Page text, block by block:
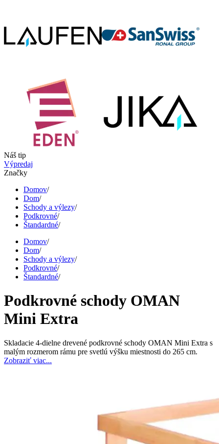
Náš tip
Výpredaj
Značky
Domov/
Dom/
Schody a výlezy/
Podkrovné/
Štandardné/
Domov/
Dom/
Schody a výlezy/
Podkrovné/
Štandardné/
Podkrovné schody OMAN
Mini Extra
Skladacie 4-dielne drevené podkrovné schody OMAN Mini Extra s
malým rozmerom rámu pre svetlú výšku miestnosti do 265 cm.
Zobraziť viac...